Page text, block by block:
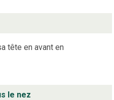
tête en avant en
le nez